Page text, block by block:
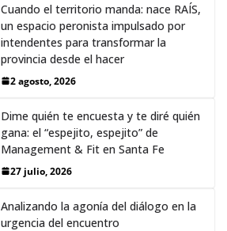
Cuando el territorio manda: nace RAÍS,
un espacio peronista impulsado por
intendentes para transformar la
provincia desde el hacer
2 agosto, 2026
Dime quién te encuesta y te diré quién
gana: el “espejito, espejito” de
Management & Fit en Santa Fe
27 julio, 2026
Analizando la agonía del diálogo en la
urgencia del encuentro